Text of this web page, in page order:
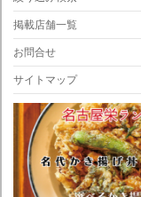
掲載店舗一覧
お問合せ
サイトマップ